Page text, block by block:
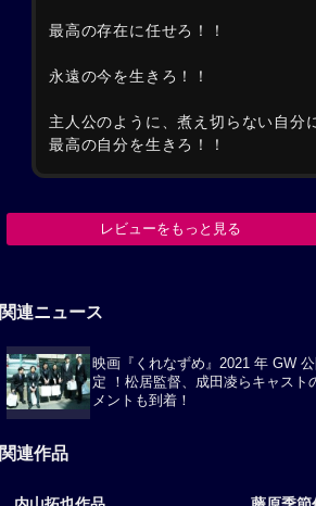
最高の存在に任せろ！！
永遠の今を生きろ！！
主人公のように、煮え切らない自分
最高の自分を生きろ！！
レビューをもっと見る
関連ニュース
映画『くれなずめ』2021 年 GW
定 ！松居監督、成田凌らキャスト
メントも到着！
関連作品